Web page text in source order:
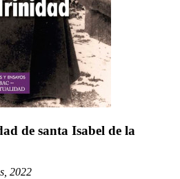
de santa Isabel de la
2022